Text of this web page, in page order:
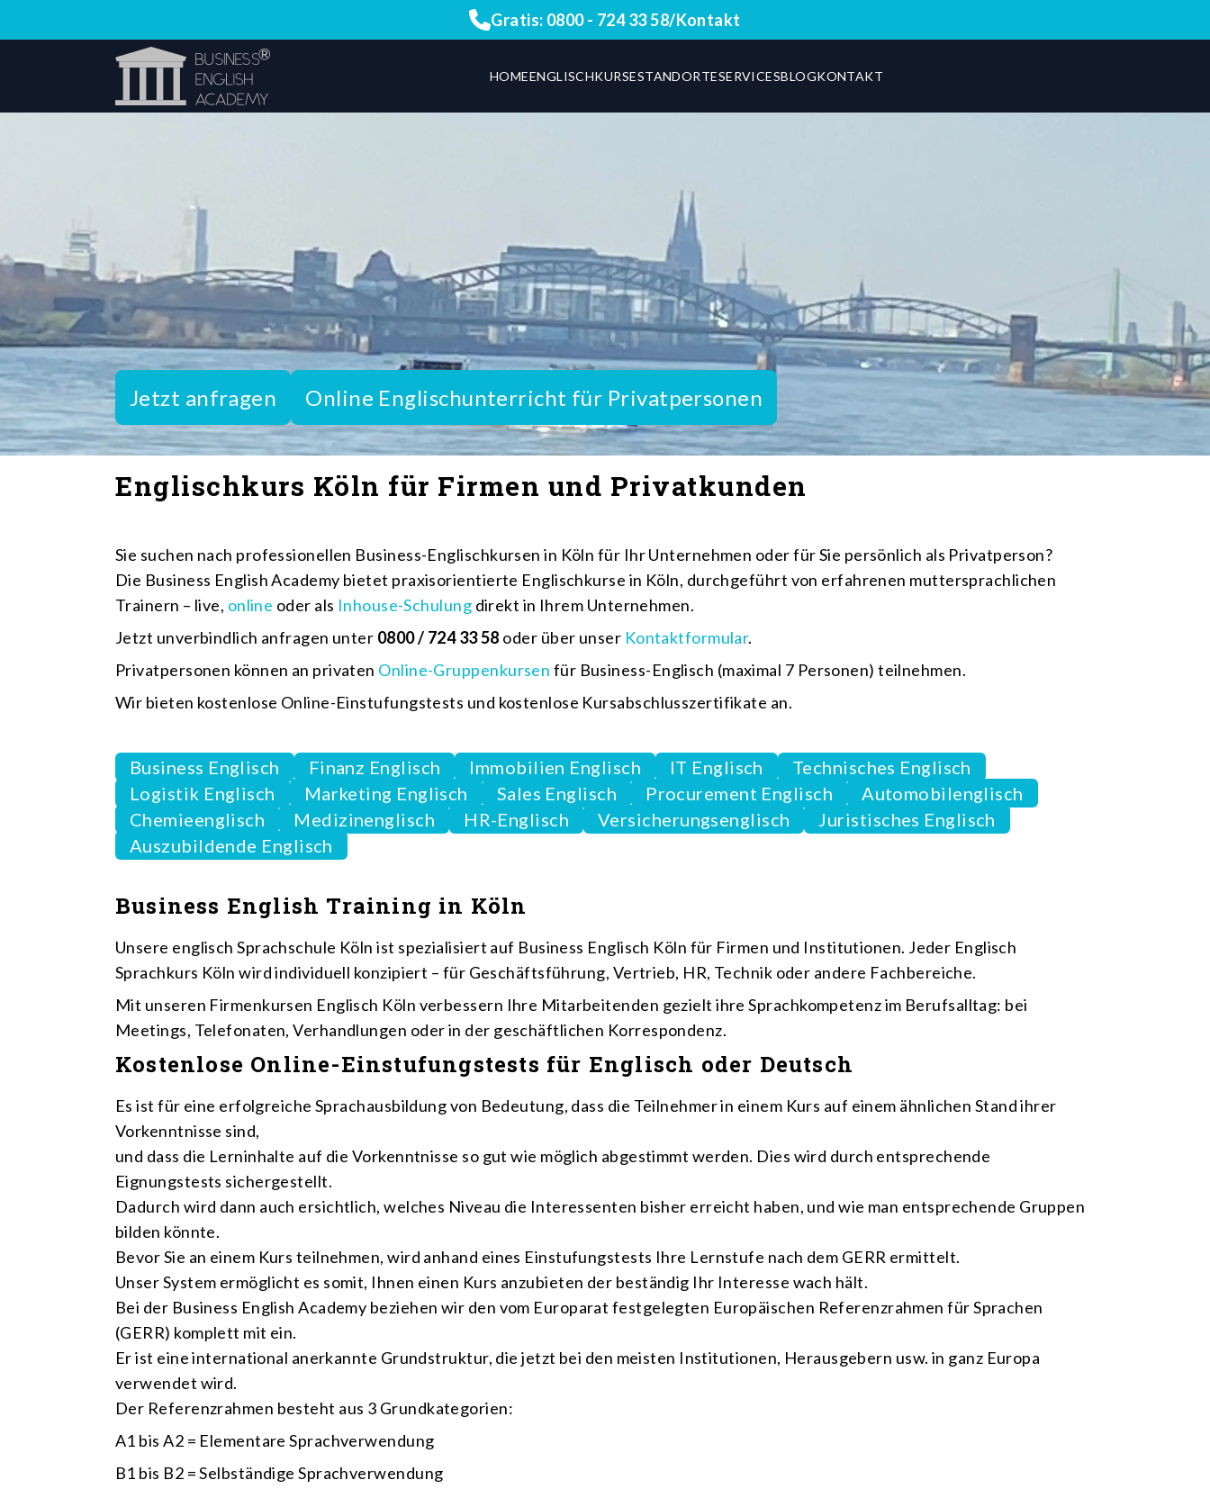
Gratis: 0800 - 724 33 58/Kontakt
HOMEENGLISCHKURSESTANDORTESERVICESBLOGKONTAKT
Jetzt anfragen Online Englischunterricht für Privatpersonen
Englischkurs Köln für Firmen und Privatkunden
Sie suchen nach professionellen Business-Englischkursen in Köln für Ihr Unternehmen oder für Sie persönlich als Privatperson?
Die Business English Academy bietet praxisorientierte Englischkurse in Köln, durchgeführt von erfahrenen muttersprachlichen
Trainern – live, online oder als Inhouse-Schulung direkt in Ihrem Unternehmen.
Jetzt unverbindlich anfragen unter 0800 / 724 33 58 oder über unser Kontaktformular.
Privatpersonen können an privaten Online-Gruppenkursen für Business-Englisch (maximal 7 Personen) teilnehmen.
Wir bieten kostenlose Online-Einstufungstests und kostenlose Kursabschlusszertifikate an.
Business Englisch Finanz Englisch Immobilien Englisch IT Englisch
Technisches Englisch
Logistik Englisch
Marketing Englisch Sales Englisch Procurement Englisch
Automobilenglisch
Chemieenglisch
Medizinenglisch HR-Englisch Versicherungsenglisch
Juristisches Englisch
Auszubildende Englisch
Business English Training in Köln
Unsere englisch Sprachschule Köln ist spezialisiert auf Business Englisch Köln für Firmen und Institutionen. Jeder Englisch
Sprachkurs Köln wird individuell konzipiert – für Geschäftsführung, Vertrieb, HR, Technik oder andere Fachbereiche.
Mit unseren Firmenkursen Englisch Köln verbessern Ihre Mitarbeitenden gezielt ihre Sprachkompetenz im Berufsalltag: bei
Meetings, Telefonaten, Verhandlungen oder in der geschäftlichen Korrespondenz.
Kostenlose Online-Einstufungstests für Englisch oder Deutsch
Es ist für eine erfolgreiche Sprachausbildung von Bedeutung, dass die Teilnehmer in einem Kurs auf einem ähnlichen Stand ihrer
Vorkenntnisse sind,
und dass die Lerninhalte auf die Vorkenntnisse so gut wie möglich abgestimmt werden. Dies wird durch entsprechende
Eignungstests sichergestellt.
Dadurch wird dann auch ersichtlich, welches Niveau die Interessenten bisher erreicht haben, und wie man entsprechende Gruppen
bilden könnte.
Bevor Sie an einem Kurs teilnehmen, wird anhand eines Einstufungstests Ihre Lernstufe nach dem GERR ermittelt.
Unser System ermöglicht es somit, Ihnen einen Kurs anzubieten der beständig Ihr Interesse wach hält.
Bei der Business English Academy beziehen wir den vom Europarat festgelegten Europäischen Referenzrahmen für Sprachen
(GERR) komplett mit ein.
Er ist eine international anerkannte Grundstruktur, die jetzt bei den meisten Institutionen, Herausgebern usw. in ganz Europa
verwendet wird.
Der Referenzrahmen besteht aus 3 Grundkategorien:
A1 bis A2 = Elementare Sprachverwendung
B1 bis B2 = Selbständige Sprachverwendung